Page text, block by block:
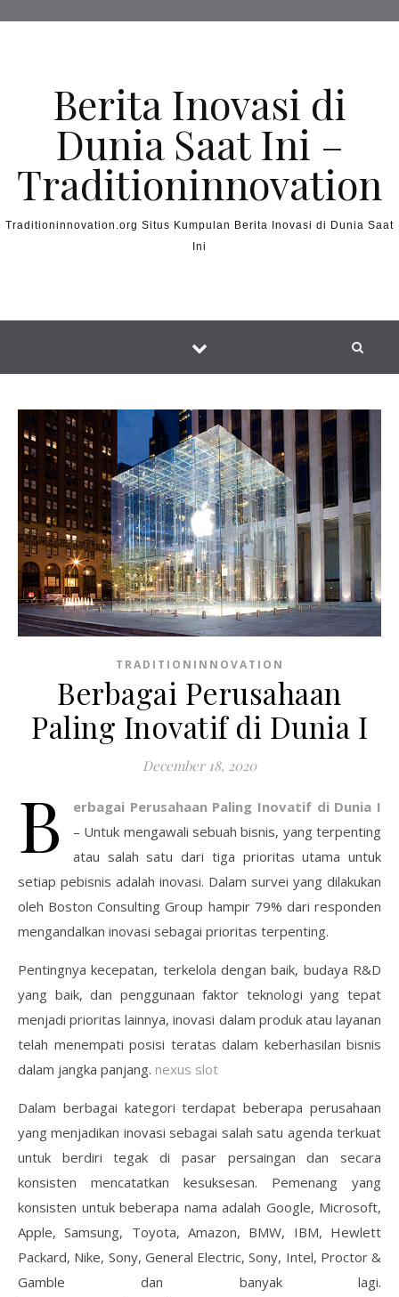
Berita Inovasi di
Dunia Saat Ini –
Traditioninnovation
Traditioninnovation.org Situs Kumpulan Berita Inovasi di Dunia Saat
Ini
TRADITIONINNOVATION
Berbagai Perusahaan
Paling Inovatif di Dunia I
December 18, 2020
B
erbagai Perusahaan Paling Inovatif di Dunia I
– Untuk mengawali sebuah bisnis, yang terpenting
atau salah satu dari tiga prioritas utama untuk
setiap pebisnis adalah inovasi. Dalam survei yang dilakukan
oleh Boston Consulting Group hampir 79% dari responden
mengandalkan inovasi sebagai prioritas terpenting.
Pentingnya kecepatan, terkelola dengan baik, budaya R&D
yang baik, dan penggunaan faktor teknologi yang tepat
menjadi prioritas lainnya, inovasi dalam produk atau layanan
telah menempati posisi teratas dalam keberhasilan bisnis
dalam jangka panjang. nexus slot
Dalam berbagai kategori terdapat beberapa perusahaan
yang menjadikan inovasi sebagai salah satu agenda terkuat
untuk berdiri tegak di pasar persaingan dan secara
konsisten mencatatkan kesuksesan. Pemenang yang
konsisten untuk beberapa nama adalah Google, Microsoft,
Apple, Samsung, Toyota, Amazon, BMW, IBM, Hewlett
Packard, Nike, Sony, General Electric, Sony, Intel, Proctor &
Gamble dan banyak lagi.